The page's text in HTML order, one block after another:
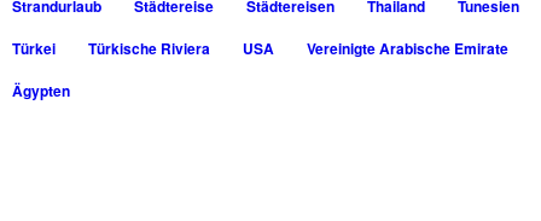
Strandurlaub
Städtereise Städtereisen Thailand
Tunesien
Türkei
Türkische Riviera USA
Vereinigte Arabische Emirate
Ägypten